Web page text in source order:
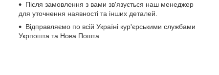
Після замовлення з вами зв'язується наш менеджер
для уточнення наявності та інших деталей.
Відправляємо по всій Україні кур'єрськими службами
Укрпошта та Нова Пошта.